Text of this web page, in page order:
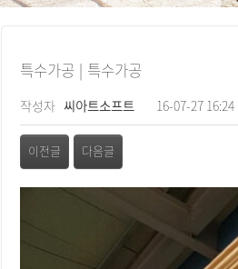
특수가공 | 특수가공
페이지 정보
작성자 씨아트소프트 16-07-27 16:24
관련링크
이전글 다음글